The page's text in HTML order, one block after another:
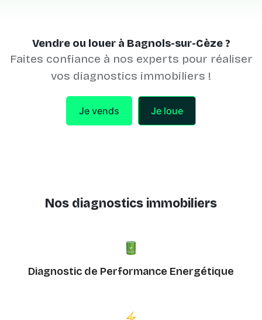
Vendre ou louer à Bagnols-sur-Cèze ?
Faites confiance à nos experts pour réaliser
vos diagnostics immobiliers !
Je vends Je loue
Nos diagnostics immobiliers
Diagnostic de Performance Energétique